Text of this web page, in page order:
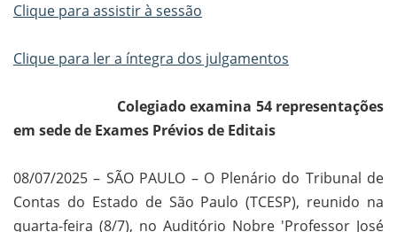
Clique para assistir à sessão
Clique para ler a íntegra dos julgamentos
Colegiado examina 54 representações
em sede de Exames Prévios de Editais
08/07/2025 – SÃO PAULO – O Plenário do Tribunal de
Contas do Estado de São Paulo (TCESP), reunido na
quarta-feira (8/7), no Auditório Nobre 'Professor José